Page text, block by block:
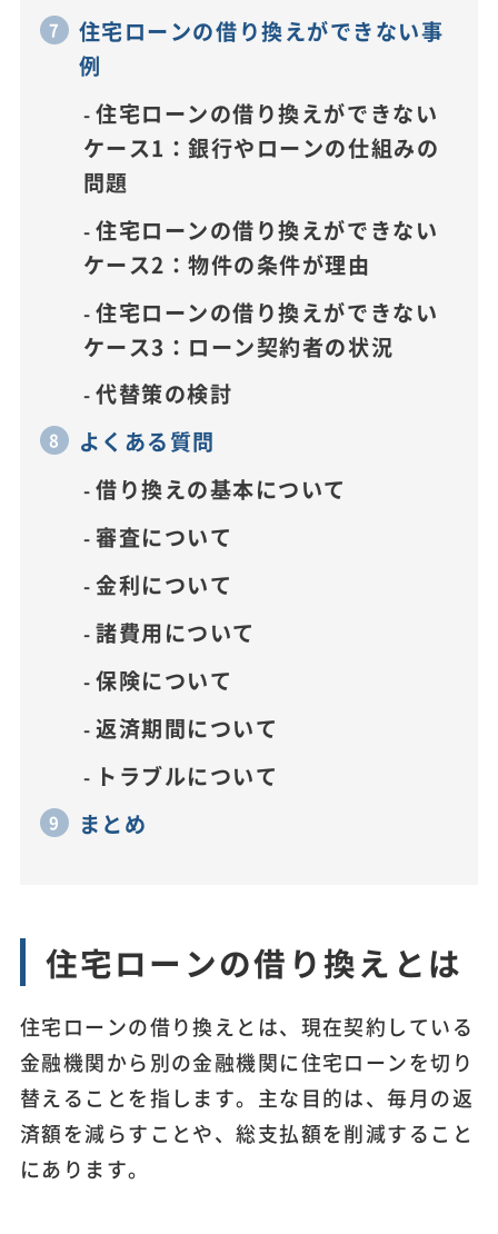
住宅ローンの借り換えができない事
例
住宅ローンの借り換えができない
ケース1：銀行やローンの仕組みの
問題
住宅ローンの借り換えができない
ケース2：物件の条件が理由
住宅ローンの借り換えができない
ケース3：ローン契約者の状況
代替策の検討
よくある質問
借り換えの基本について
審査について
金利について
諸費用について
保険について
返済期間について
トラブルについて
まとめ
住宅ローンの借り換えとは
住宅ローンの借り換えとは、現在契約している
金融機関から別の金融機関に住宅ローンを切り
替えることを指します。主な目的は、毎月の返
済額を減らすことや、総支払額を削減すること
にあります。